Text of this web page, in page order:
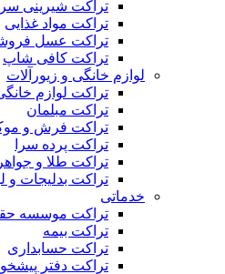
تراکت شیرینی سرا
تراکت مواد غذایی
تراکت عسل
تراکت کافی شاپ
لوازم خانگی و زیورآلات
تراکت لوازم
تراکت مبلمان
تراکت فرش و
تراکت پرده سرا
تراکت طلا و
تراکت بدلیجات و
خدماتی
تراکت موسسه
تراکت بیمه
تراکت حسابداری
تراکت دفتر